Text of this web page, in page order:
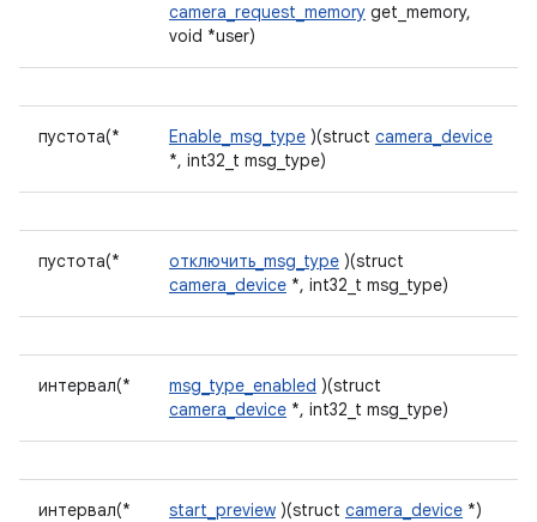
camera_request_memory get_memory,
void *user)
пустота(* Enable_msg_type )(struct camera_device
*, int32_t msg_type)
пустота(* отключить_msg_type )(struct
camera_device *, int32_t msg_type)
интервал(* msg_type_enabled )(struct
camera_device *, int32_t msg_type)
интервал(* start_preview )(struct camera_device *)